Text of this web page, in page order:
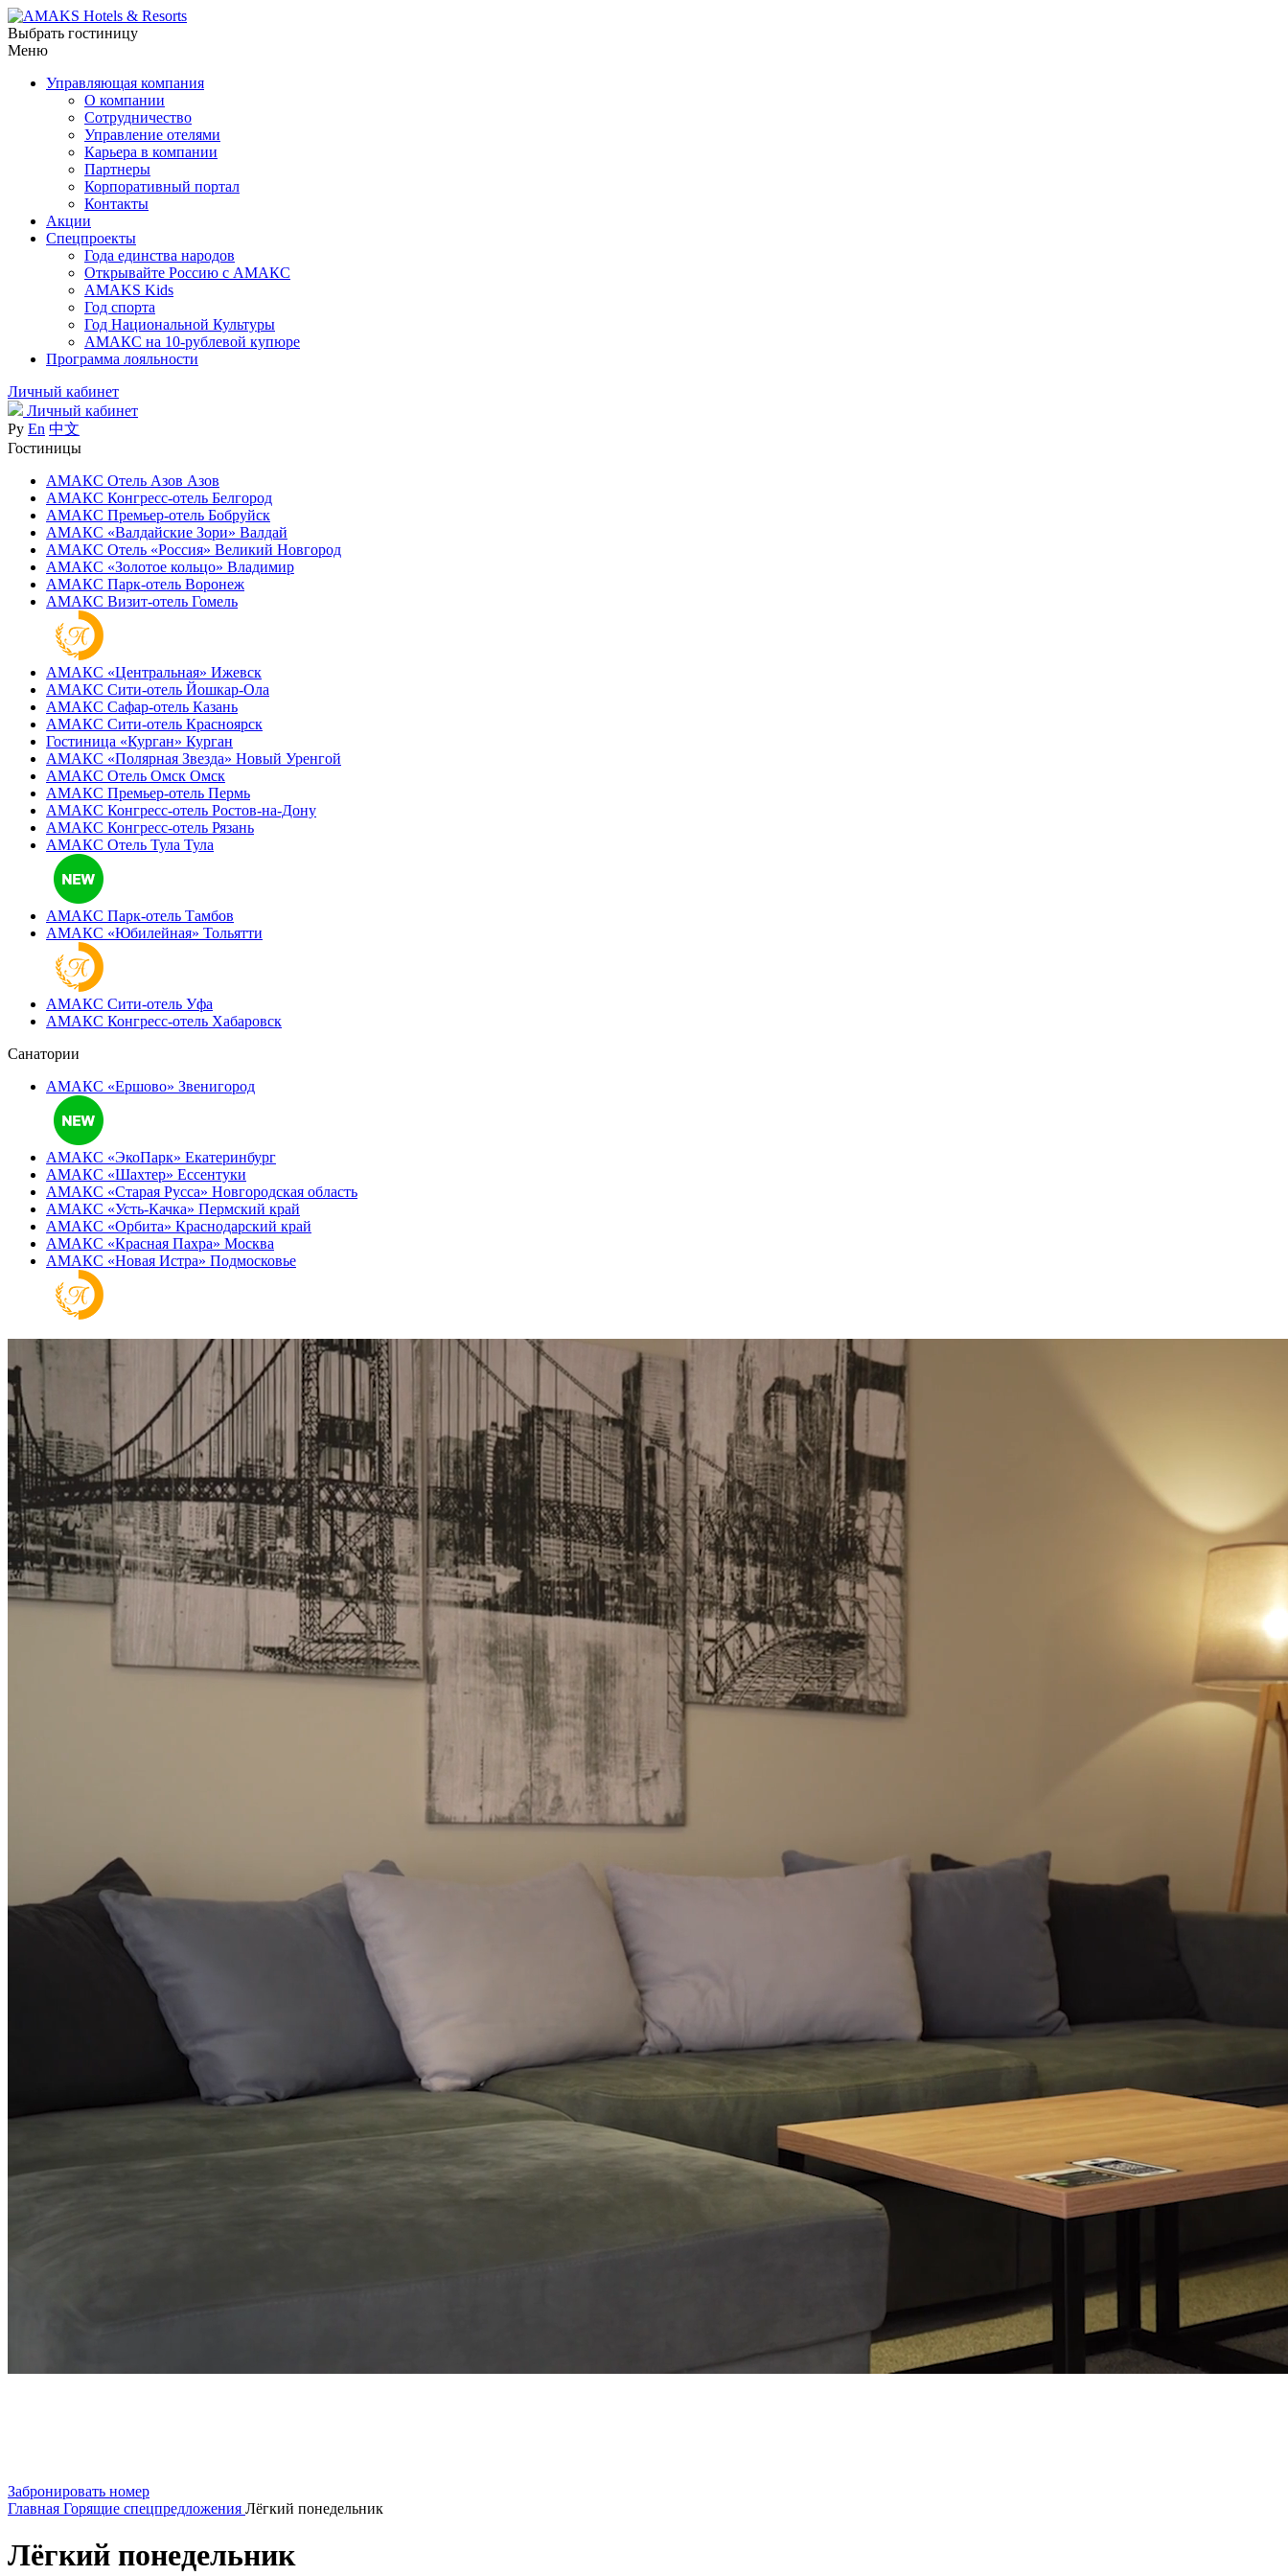
Выбрать гостиницу
Меню
Управляющая компания
О компании
Сотрудничество
Управление отелями
Карьера в компании
Партнеры
Корпоративный портал
Контакты
Акции
Спецпроекты
Года единства народов
Открывайте Россию с АМАКС
AMAKS Kids
Год спорта
Год Национальной Культуры
АМАКС на 10-рублевой купюре
Программа лояльности
Личный кабинет
Личный кабинет
Ру En 中文
Гостиницы
АМАКС Отель ‎Азов Азов
АМАКС Конгресс-отель Белгород
АМАКС Премьер-отель Бобруйск
АМАКС «‎Валдайские Зори» Валдай
АМАКС Отель «‎Россия» Великий Новгород
АМАКС «‎Золотое кольцо» Владимир
АМАКС Парк-отель Воронеж
АМАКС Визит-отель Гомель
АМАКС «‎Центральная» Ижевск
АМАКС Сити-отель Йошкар-Ола
АМАКС Сафар-отель Казань
АМАКС Сити-отель Красноярск
Гостиница «‎Курган» Курган
АМАКС «Полярная Звезда» Новый Уренгой
АМАКС Отель ‎Омск Омск
АМАКС Премьер-отель Пермь
АМАКС Конгресс-отель Ростов-на-Дону
АМАКС Конгресс-отель Рязань
АМАКС Отель Тула Тула
АМАКС Парк-отель Тамбов
АМАКС «‎Юбилейная» Тольятти
АМАКС Сити-отель Уфа
АМАКС Конгресс-отель Хабаровск
Санатории
АМАКС «Ершово» Звенигород
АМАКС «ЭкоПарк» Екатеринбург
АМАКС «‎Шахтер» Ессентуки
АМАКС «‎Старая Русса» Новгородская область
АМАКС «‎Усть-Качка» Пермский край
АМАКС «‎Орбита» Краснодарский край
АМАКС «‎Красная Пахра» Москва
АМАКС «‎Новая Истра» Подмосковье
Забронировать номер
Главная Горящие спецпредложения Лёгкий понедельник
Лёгкий понедельник